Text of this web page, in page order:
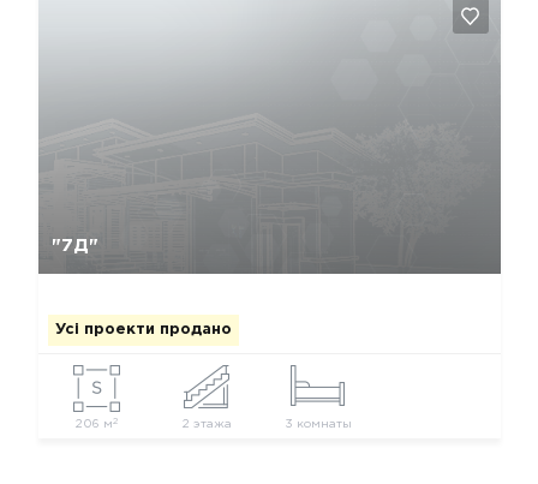
"7Д"
Усі проекти продано
206 м 2 2 этажа 3 комнаты